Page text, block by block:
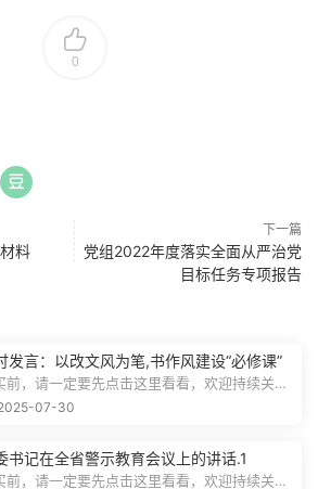
0
料
下一篇
党组2022年度落实全面从严治党
目标任务专项报告
发言：以改文风为笔,书作风建设“必修课”
前，请一定要先点击这里看看，欢迎持续关
精彩模板每天推送预览结束，本文...
07-30
书记在全省警示教育会议上的讲话.1
前，请一定要先点击这里看看，欢迎持续关